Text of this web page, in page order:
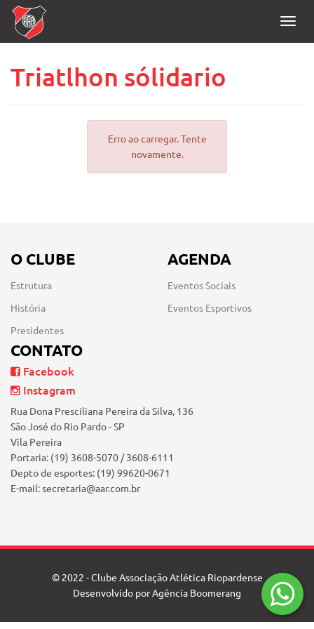
Triatlhon sólidario
Erro ao carregar. Tente
novamente.
O CLUBE
Estrutura
História
Presidentes
AGENDA
Eventos Sociais
Eventos Esportivos
CONTATO
Facebook
Instagram
Rua Dona Presciliana Pereira da Silva, 136
São José do Rio Pardo - SP
Vila Pereira
Portaria: (19) 3608-5070 / 3608-6111
Depto de esportes: (19) 99620-0671
E-mail: secretaria@aar.com.br
© 2022 - Clube Associação Atlética Riopardense
Desenvolvido porAgência Boomerang